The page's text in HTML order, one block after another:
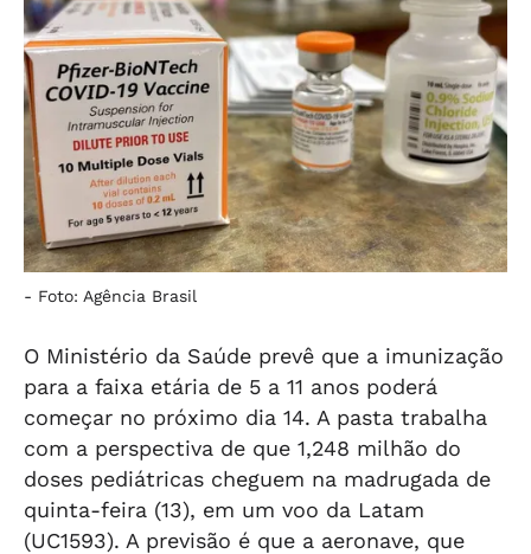
- Foto: Agência Brasil
O Ministério da Saúde prevê que a imunização
para a faixa etária de 5 a 11 anos poderá
começar no próximo dia 14. A pasta trabalha
com a perspectiva de que 1,248 milhão do
doses pediátricas cheguem na madrugada de
quinta-feira (13), em um voo da Latam
(UC1593). A previsão é que a aeronave, que